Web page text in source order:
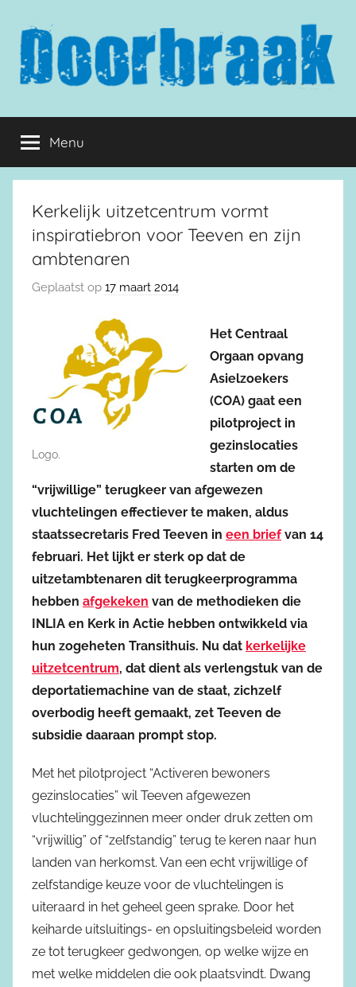
inhoud
springen
Doorbraak.eu
Menu
Kerkelijk uitzetcentrum vormt
inspiratiebron voor Teeven en zijn
ambtenaren
Geplaatst op 17 maart 2014
Logo.
Het Centraal
Orgaan opvang
Asielzoekers
(COA) gaat een
pilotproject in
gezinslocaties
starten om de
“vrijwillige” terugkeer van afgewezen
vluchtelingen effectiever te maken, aldus
staatssecretaris Fred Teeven in een briefvan 14
februari. Het lijkt er sterk op dat de
uitzetambtenaren dit terugkeerprogramma
hebben afgekeken van de methodieken die
INLIA en Kerk in Actie hebben ontwikkeld via
hun zogeheten Transithuis. Nu dat kerkelijke
uitzetcentrum, dat dient als verlengstuk van de
deportatiemachine van de staat, zichzelf
overbodig heeft gemaakt, zet Teeven de
subsidie daaraan prompt stop.
Met het pilotproject “Activeren bewoners
gezinslocaties” wil Teeven afgewezen
vluchtelinggezinnen meer onder druk zetten om
“vrijwillig” of “zelfstandig” terug te keren naar hun
landen van herkomst. Van een echt vrijwillige of
zelfstandige keuze voor de vluchtelingen is
uiteraard in het geheel geen sprake. Door het
keiharde uitsluitings- en opsluitingsbeleid worden
ze tot terugkeer gedwongen, op welke wijze en
met welke middelen die ook plaatsvindt. Dwang